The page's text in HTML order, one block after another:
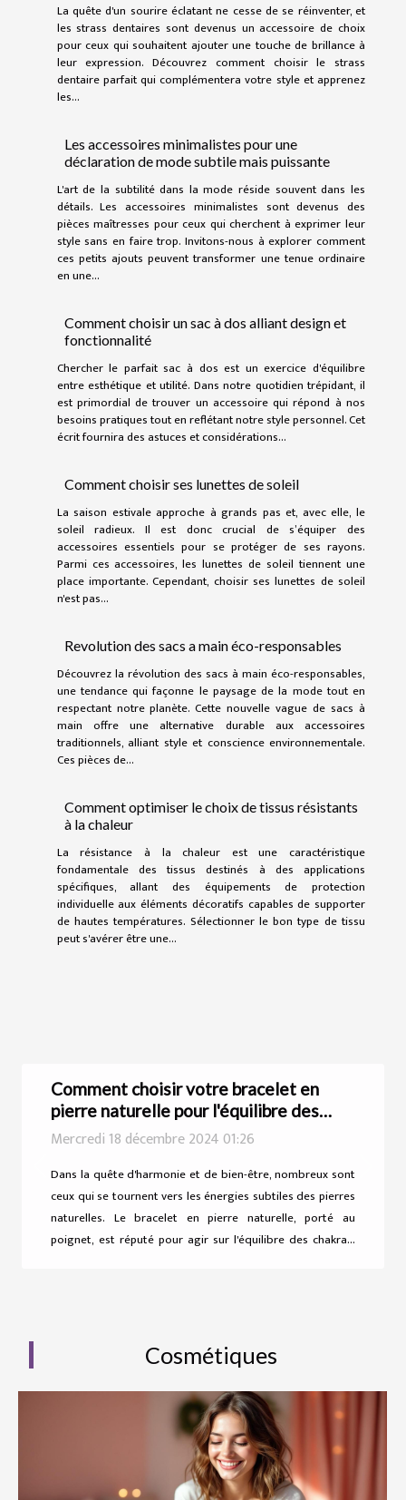
La quête d'un sourire éclatant ne cesse de se réinventer, et
les strass dentaires sont devenus un accessoire de choix
pour ceux qui souhaitent ajouter une touche de brillance à
leur expression. Découvrez comment choisir le strass
dentaire parfait qui complémentera votre style et apprenez
les...
Les accessoires minimalistes pour une
déclaration de mode subtile mais puissante
L'art de la subtilité dans la mode réside souvent dans les
détails. Les accessoires minimalistes sont devenus des
pièces maîtresses pour ceux qui cherchent à exprimer leur
style sans en faire trop. Invitons-nous à explorer comment
ces petits ajouts peuvent transformer une tenue ordinaire
en une...
Comment choisir un sac à dos alliant design et
fonctionnalité
Chercher le parfait sac à dos est un exercice d'équilibre
entre esthétique et utilité. Dans notre quotidien trépidant, il
est primordial de trouver un accessoire qui répond à nos
besoins pratiques tout en reflétant notre style personnel. Cet
écrit fournira des astuces et considérations...
Comment choisir ses lunettes de soleil
La saison estivale approche à grands pas et, avec elle, le
soleil radieux. Il est donc crucial de s’équiper des
accessoires essentiels pour se protéger de ses rayons.
Parmi ces accessoires, les lunettes de soleil tiennent une
place importante. Cependant, choisir ses lunettes de soleil
n'est pas...
Revolution des sacs a main éco-responsables
Découvrez la révolution des sacs à main éco-responsables,
une tendance qui façonne le paysage de la mode tout en
respectant notre planète. Cette nouvelle vague de sacs à
main offre une alternative durable aux accessoires
traditionnels, alliant style et conscience environnementale.
Ces pièces de...
Comment optimiser le choix de tissus résistants
à la chaleur
La résistance à la chaleur est une caractéristique
fondamentale des tissus destinés à des applications
spécifiques, allant des équipements de protection
individuelle aux éléments décoratifs capables de supporter
de hautes températures. Sélectionner le bon type de tissu
peut s'avérer être une...
Comment choisir votre bracelet en
pierre naturelle pour l'équilibre des
chakras
Mercredi 18 décembre 2024 01:26
Dans la quête d'harmonie et de bien-être, nombreux sont
ceux qui se tournent vers les énergies subtiles des pierres
naturelles. Le bracelet en pierre naturelle, porté au
poignet, est réputé pour agir sur l'équilibre des chakras,
Comprendre les chakras et leur influence Les chakras sont
des centres énergétiques situés dans le corps humain,
considérés comme des vortex par...
Previous
Cosmétiques